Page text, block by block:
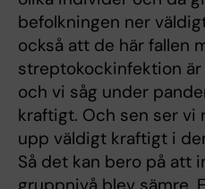
befolkningen ner
också att de här fallen
streptokockinfektion
och vi såg under
kraftigt. Och sen ser vi
upp väldigt kraftigt i
Så det kan bero på att